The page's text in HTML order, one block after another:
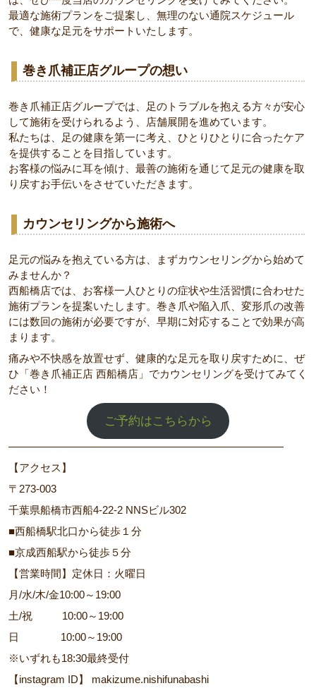
最適な施術プランをご提案し、無理のない通院スケジュール
で、健康な足元をサポートいたします。
巻き爪補正店グループの想い
巻き爪補正店グループでは、足のトラブルを抱える方々が安心
して施術を受けられるよう、店舗展開を進めています。
私たちは、足の健康を第一に考え、ひとりひとりに合ったケア
を提供することを目指しています。
お客様の悩みに耳を傾け、最善の施術を通じて足元の健康を取
り戻すお手伝いをさせていただきます。
カウンセリングから施術へ
足元の悩みを抱えている方は、まずカウンセリングから始めて
みませんか？
西船橋店では、お客様一人ひとりの症状や生活習慣に合わせた
施術プランを提案いたします。巻き爪や陥入爪、変形爪の改善
には数回の施術が必要ですが、早期に対応することで効果が高
まります。
痛みや不快感を放置せず、健康的な足元を取り戻すために、ぜ
ひ「巻き爪補正店 西船橋店」でカウンセリングを受けてみてく
ださい！
ご予約はこちらから
――――――――――――――――――――――――――
【アクセス】
〒273-003
千葉県船橋市西船4-22-2 NNSビル302
■西船橋駅北口から徒歩１分
■京成西船駅から徒歩５分
【営業時間】定休日：火曜日
月/水/木/金10:00～19:00
土/祝 10:00～19:00
日 10:00～19:00
※いずれも18:30最終受付
【instagram ID】 makizume.nishifunabashi